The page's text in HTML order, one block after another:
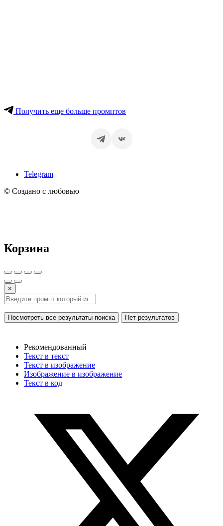
Получить еще больше промптов
Telegram
© Создано с любовью
Корзина
×
Посмотреть все результаты поиска Нет результатов
Рекомендованный
Текст в текст
Текст в изображение
Изображение в изображение
Текст в код